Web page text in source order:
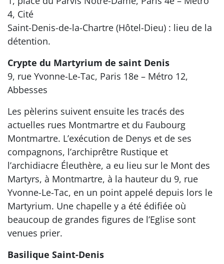
4, Cité
Saint-Denis-de-la-Chartre (Hôtel-Dieu) : lieu de la
détention.
Crypte du Martyrium de saint Denis
9, rue Yvonne-Le-Tac, Paris 18e – Métro 12,
Abbesses
Les pèlerins suivent ensuite les tracés des
actuelles rues Montmartre et du Faubourg
Montmartre. L’exécution de Denys et de ses
compagnons, l’archiprêtre Rustique et
l’archidiacre Éleuthère, a eu lieu sur le Mont des
Martyrs, à Montmartre, à la hauteur du 9, rue
Yvonne-Le-Tac, en un point appelé depuis lors le
Martyrium. Une chapelle y a été édifiée où
beaucoup de grandes figures de l’Eglise sont
venues prier.
Basilique Saint-Denis